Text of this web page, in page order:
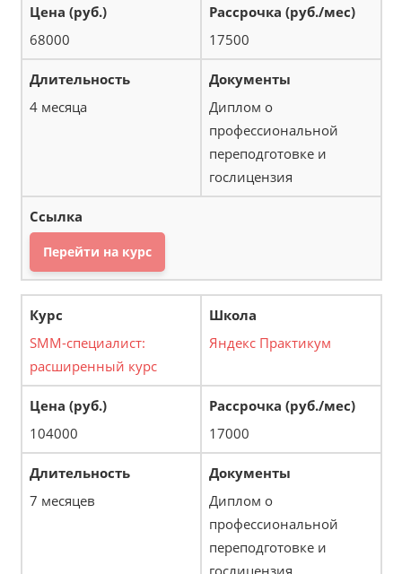
68000 17500
4 месяца
Диплом о
профессиональной
переподготовке и
гослицензия
Перейти на курс
SMM-специалист:
расширенный курс
Яндекс Практикум
104000 17000
7 месяцев
Диплом о
профессиональной
переподготовке и
гослицензия